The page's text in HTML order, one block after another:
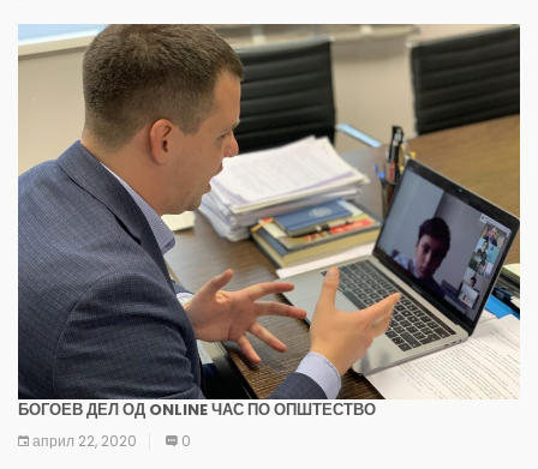
БОГОЕВ ДЕЛ ОД ONLINE ЧАС ПО ОПШТЕСТВО
април 22, 2020 0